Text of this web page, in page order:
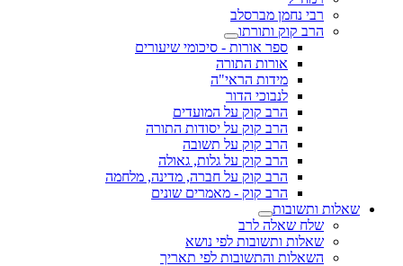
רבי נחמן מברסלב
הרב קוק ותורתו
ספר אורות - סיכומי שיעורים
אורות התורה
מידות הראי"ה
לנבוכי הדור
הרב קוק על המועדים
הרב קוק על יסודות התורה
הרב קוק על תשובה
הרב קוק על גלות, גאולה
הרב קוק על חברה, מדינה, מלחמה
הרב קוק - מאמרים שונים
שאלות ותשובות
שלח שאלה לרב
שאלות ותשובות לפי נושא
השאלות והתשובות לפי תאריך